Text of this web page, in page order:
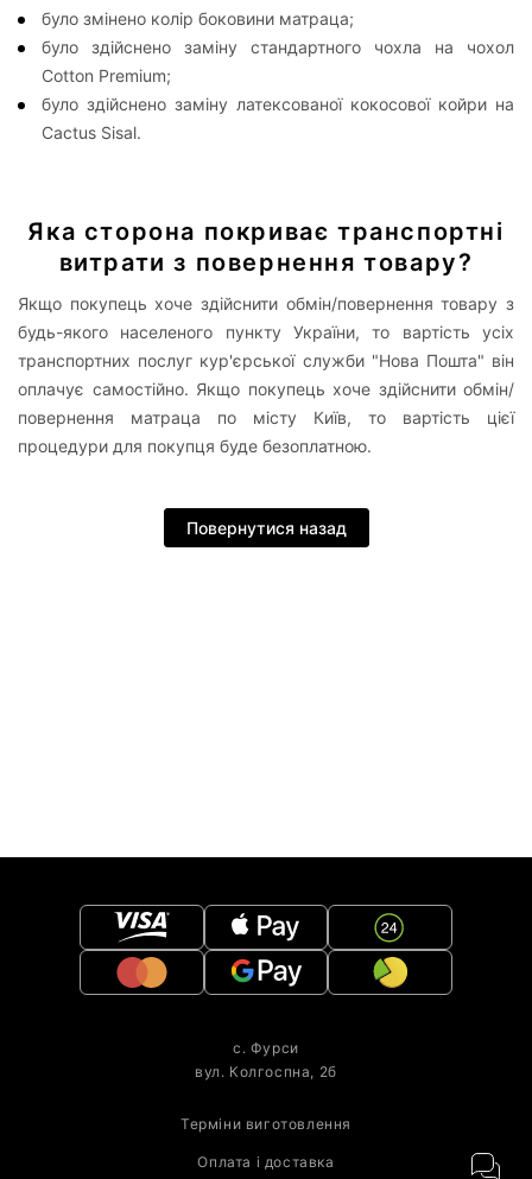
було змінено колір боковини матраца;
було здійснено заміну стандартного чохла на чохол
Cotton Premium;
було здійснено заміну латексованої кокосової койри на
Cactus Sisal.
Яка сторона покриває транспортні
витрати з повернення товару?
Якщо покупець хоче здійснити обмін/повернення товару з
будь-якого населеного пункту України, то вартість усіх
транспортних послуг кур'єрської служби "Нова Пошта" він
оплачує самостійно. Якщо покупець хоче здійснити обмін/
повернення матраца по місту Київ, то вартість цієї
процедури для покупця буде безоплатною.
Повернутися назад
с. Фурси
вул. Колгоспна, 2б
Терміни виготовлення
Оплата і доставка